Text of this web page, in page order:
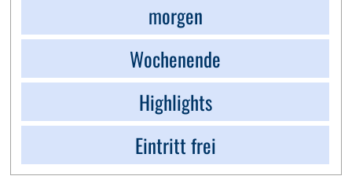
morgen
Wochenende
Highlights
Eintritt frei